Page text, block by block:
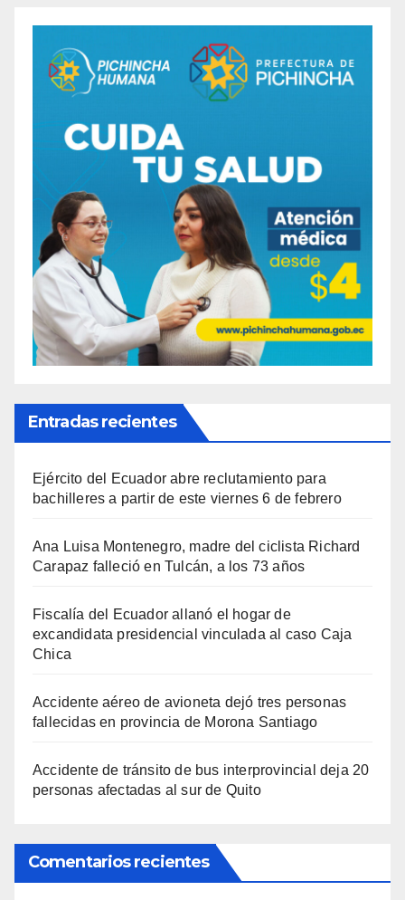
Entradas recientes
Ejército del Ecuador abre reclutamiento para
bachilleres a partir de este viernes 6 de febrero
Ana Luisa Montenegro, madre del ciclista Richard
Carapaz falleció en Tulcán, a los 73 años
Fiscalía del Ecuador allanó el hogar de
excandidata presidencial vinculada al caso Caja
Chica
Accidente aéreo de avioneta dejó tres personas
fallecidas en provincia de Morona Santiago
Accidente de tránsito de bus interprovincial deja 20
personas afectadas al sur de Quito
Comentarios recientes